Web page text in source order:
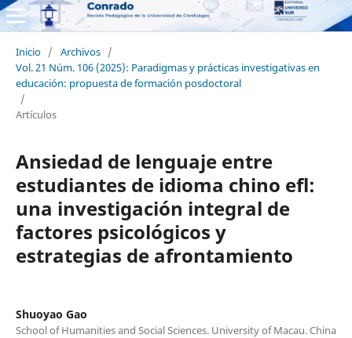
Inicio / Archivos /
Vol. 21 Núm. 106 (2025): Paradigmas y prácticas investigativas en
educación: propuesta de formación posdoctoral
/
Artículos
Ansiedad de lenguaje entre
estudiantes de idioma chino efl:
una investigación integral de
factores psicológicos y
estrategias de afrontamiento
Shuoyao Gao
School of Humanities and Social Sciences. University of Macau. China